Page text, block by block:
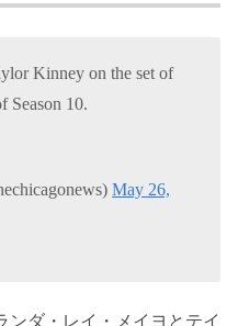
Kinney on the set of
Season 10.
May 26,
ンダ・レイ・メイヨとテイ